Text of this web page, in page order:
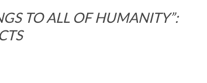
TO ALL OF HUMANITY”: